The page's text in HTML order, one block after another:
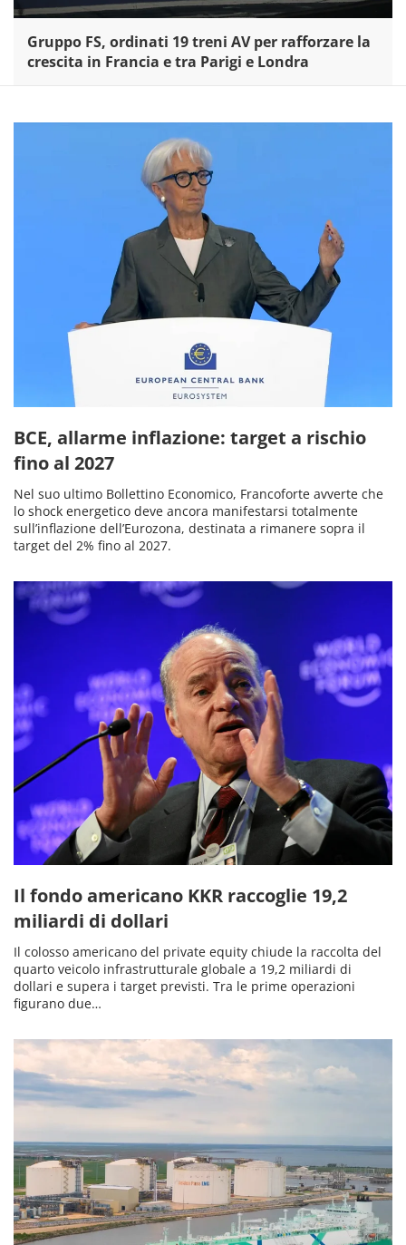
Gruppo FS, ordinati 19 treni AV per rafforzare la
crescita in Francia e tra Parigi e Londra
BCE, allarme inflazione: target a rischio
fino al 2027
Nel suo ultimo Bollettino Economico, Francoforte avverte che
lo shock energetico deve ancora manifestarsi totalmente
sull’inflazione dell’Eurozona, destinata a rimanere sopra il
target del 2% fino al 2027.
Il fondo americano KKR raccoglie 19,2
miliardi di dollari
Il colosso americano del private equity chiude la raccolta del
quarto veicolo infrastrutturale globale a 19,2 miliardi di
dollari e supera i target previsti. Tra le prime operazioni
figurano due…